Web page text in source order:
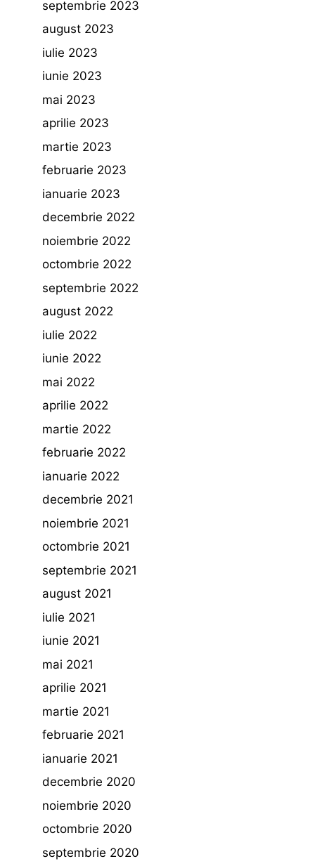
septembrie 2023
august 2023
iulie 2023
iunie 2023
mai 2023
aprilie 2023
martie 2023
februarie 2023
ianuarie 2023
decembrie 2022
noiembrie 2022
octombrie 2022
septembrie 2022
august 2022
iulie 2022
iunie 2022
mai 2022
aprilie 2022
martie 2022
februarie 2022
ianuarie 2022
decembrie 2021
noiembrie 2021
octombrie 2021
septembrie 2021
august 2021
iulie 2021
iunie 2021
mai 2021
aprilie 2021
martie 2021
februarie 2021
ianuarie 2021
decembrie 2020
noiembrie 2020
octombrie 2020
septembrie 2020